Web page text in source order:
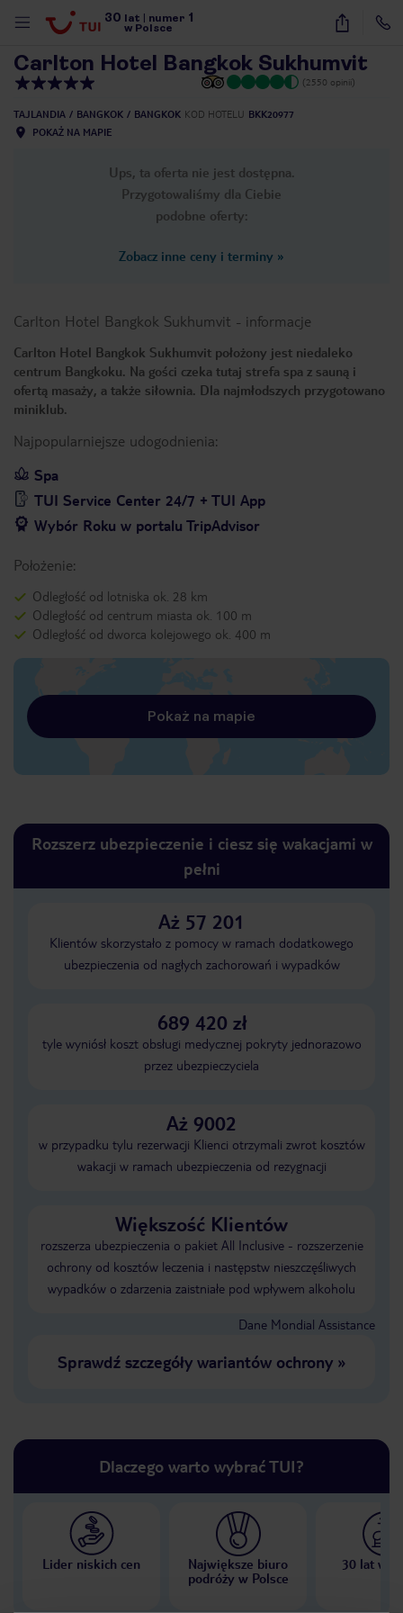
30 lat numer 1
w Polsce
57
Carlton Hotel Bangkok Sukhumvit
(2550 opinii)
TAJLANDIA BANGKOK BANGKOK KOD HOTELU BKK20977
POKAŻ NA MAPIE
Ups, ta oferta nie jest dostępna.
Przygotowaliśmy dla Ciebie
podobne oferty:
Zobacz inne ceny i terminy »
Carlton Hotel Bangkok Sukhumvit - informacje
Carlton Hotel Bangkok Sukhumvit położony jest niedaleko
centrum Bangkoku. Na gości czeka tutaj strefa spa z sauną i
ofertą masaży, a także siłownia. Dla najmłodszych przygotowano
miniklub.
Najpopularniejsze udogodnienia:
Spa
TUI Service Center 24/7 + TUI App
Wybór Roku w portalu TripAdvisor
Położenie:
Odległość od lotniska ok. 28 km
Odległość od centrum miasta ok. 100 m
Odległość od dworca kolejowego ok. 400 m
Pokaż na mapie
Rozszerz ubezpieczenie i ciesz się wakacjami w
pełni
Aż 57 201
Klientów skorzystało z pomocy w ramach dodatkowego
ubezpieczenia od nagłych zachorowań i wypadków
689 420 zł
tyle wyniósł koszt obsługi medycznej pokryty jednorazowo
przez ubezpieczyciela
Aż 9002
w przypadku tylu rezerwacji Klienci otrzymali zwrot kosztów
wakacji w ramach ubezpieczenia od rezygnacji
Większość Klientów
rozszerza ubezpieczenia o pakiet All Inclusive - rozszerzenie
ochrony od kosztów leczenia i następstw nieszczęśliwych
wypadków o zdarzenia zaistniałe pod wpływem alkoholu
Dane Mondial Assistance
Sprawdź szczegóły wariantów ochrony»
Dlaczego warto wybrać TUI?
Lider niskich cen
Największe biuro
podróży w Polsce
30 lat w